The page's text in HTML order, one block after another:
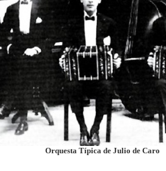
Orquesta Típica de Julio de Caro